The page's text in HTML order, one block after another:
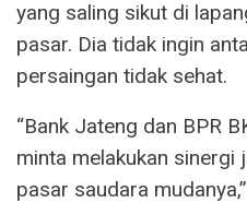
yang saling sikut di
pasar. Dia tidak ingin
persaingan tidak sehat.
“Bank Jateng dan BPR
minta melakukan sinergi
pasar saudara